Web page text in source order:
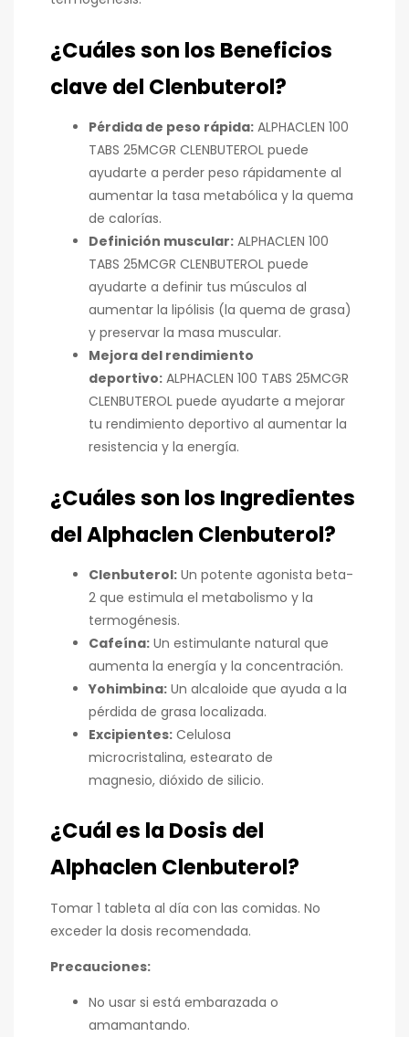
¿Cuáles son los Beneficios
clave del Clenbuterol?
Pérdida de peso rápida: ALPHACLEN 100
TABS 25MCGR CLENBUTEROL puede
ayudarte a perder peso rápidamente al
aumentar la tasa metabólica y la quema
de calorías.
Definición muscular: ALPHACLEN 100
TABS 25MCGR CLENBUTEROL puede
ayudarte a definir tus músculos al
aumentar la lipólisis (la quema de grasa)
y preservar la masa muscular.
Mejora del rendimiento
deportivo: ALPHACLEN 100 TABS 25MCGR
CLENBUTEROL puede ayudarte a mejorar
tu rendimiento deportivo al aumentar la
resistencia y la energía.
¿Cuáles son los Ingredientes
del Alphaclen Clenbuterol?
Clenbuterol: Un potente agonista beta-
2 que estimula el metabolismo y la
termogénesis.
Cafeína: Un estimulante natural que
aumenta la energía y la concentración.
Yohimbina: Un alcaloide que ayuda a la
pérdida de grasa localizada.
Excipientes: Celulosa
microcristalina, estearato de
magnesio, dióxido de silicio.
¿Cuál es la Dosis del
Alphaclen Clenbuterol?
Tomar 1 tableta al día con las comidas. No
exceder la dosis recomendada.
Precauciones:
No usar si está embarazada o
amamantando.